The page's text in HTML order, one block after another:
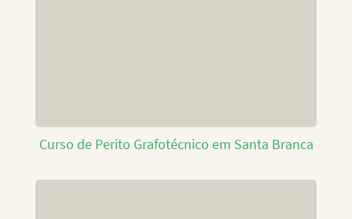
Curso de Perito Grafotécnico em Santa Branca